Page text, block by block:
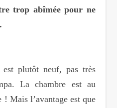
trop abîmée pour ne
plutôt neuf, pas très
La chambre est au
Mais l’avantage est que